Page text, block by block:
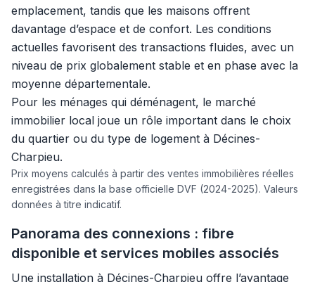
emplacement, tandis que les maisons offrent
davantage d’espace et de confort. Les conditions
actuelles favorisent des transactions fluides, avec un
niveau de prix globalement stable et en phase avec la
moyenne départementale.
Pour les ménages qui déménagent, le marché
immobilier local joue un rôle important dans le choix
du quartier ou du type de logement à Décines-
Charpieu.
Prix moyens calculés à partir des ventes immobilières réelles
enregistrées dans la base officielle DVF (2024-2025). Valeurs
données à titre indicatif.
Panorama des connexions : fibre
disponible et services mobiles associés
Une installation à Décines-Charpieu offre l’avantage